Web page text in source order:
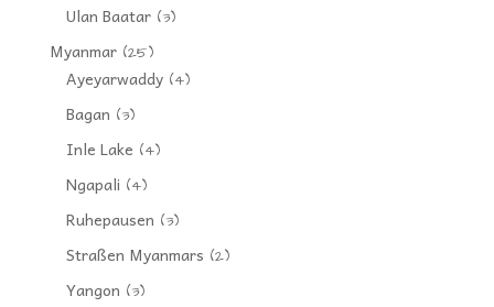
Ulan Baatar(3)
Myanmar(25)
Ayeyarwaddy(4)
Bagan (3)
Inle Lake (4)
Ngapali (4)
Ruhepausen (3)
Straßen Myanmars (2)
Yangon (3)